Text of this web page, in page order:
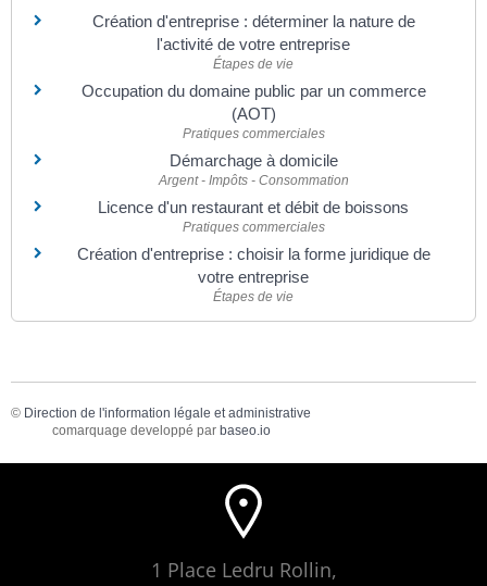
Création d'entreprise : déterminer la nature de
l'activité de votre entreprise
Étapes de vie
Occupation du domaine public par un commerce
(AOT)
Pratiques commerciales
Démarchage à domicile
Argent - Impôts - Consommation
Licence d'un restaurant et débit de boissons
Pratiques commerciales
Création d'entreprise : choisir la forme juridique de
votre entreprise
Étapes de vie
© Direction de l'information légale et administrative
comarquage developpé par baseo.io
1 Place Ledru Rollin,